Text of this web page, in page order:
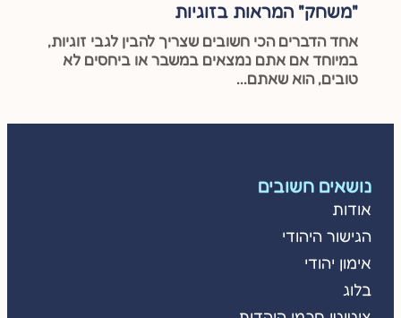
"משחק" המראות בזוגיות
אחד הדברים הכי חשובים שצריך להבין לגבי זוגיות,
במיוחד אם אתם נמצאים במשבר או ביחסים לא
טובים, הוא שאתם...
נושאים חשובים
אודות
הגישור היהודי
אימון יהודי
בלוג